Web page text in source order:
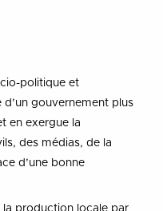
politique et
gouvernement plus
en exergue la
des médias, de la
d’une bonne
la production locale par